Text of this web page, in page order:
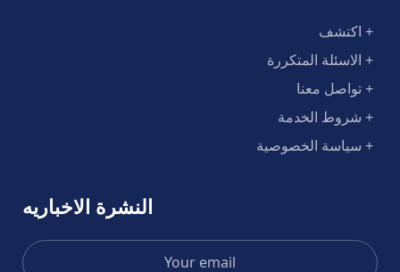
+ اكتشف
+ الاسئلة المتكررة
+ تواصل معنا
+ شروط الخدمة
+ سياسة الخصوصية
النشرة الاخباريه